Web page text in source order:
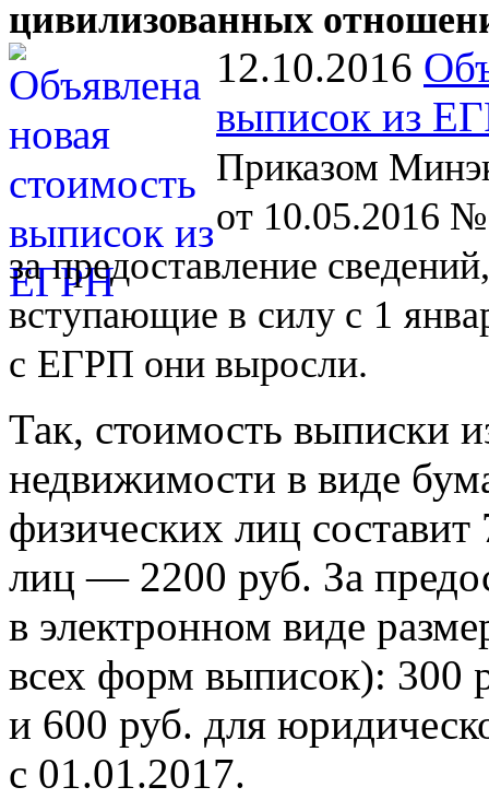
цивилизованных
12.10.2016
выписок из
Приказом
от 10.05.2016 №
за предоставление
вступающие в силу с 1
с ЕГРП они выросли.
Так, стоимость выписки
недвижимости в виде
физических лиц
лиц — 2200 руб. За
в электронном виде
всех форм выписок): 300
и 600 руб. для
с 01.01.2017.